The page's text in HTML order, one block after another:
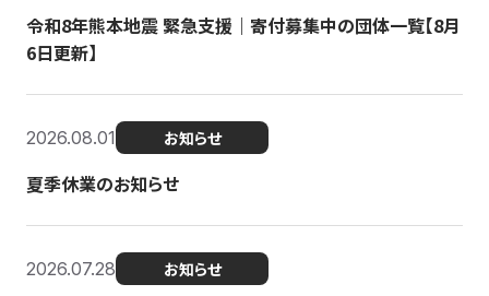
令和8年熊本地震 緊急支援｜寄付募集中の団体一覧【8月
6日更新】
2026.08.01 お知らせ
夏季休業のお知らせ
2026.07.28 お知らせ